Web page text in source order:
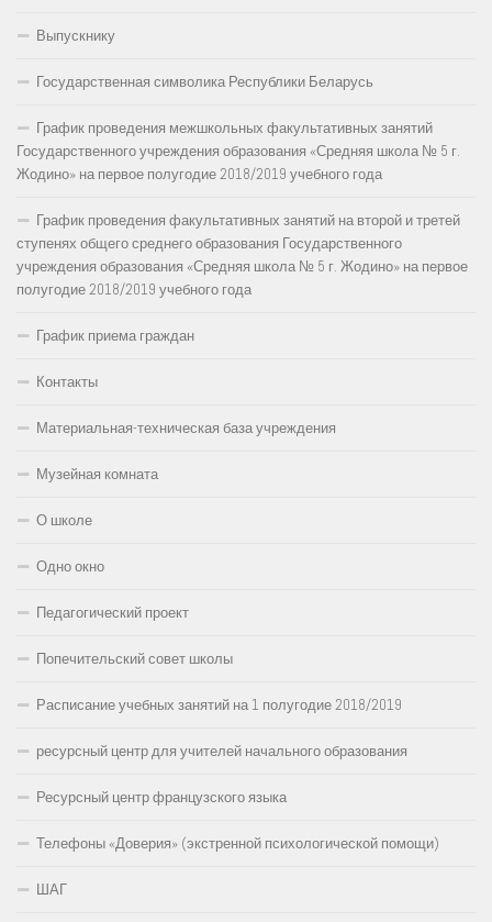
Выпускнику
Государственная символика Республики Беларусь
График проведения межшкольных факультативных занятий
Государственного учреждения образования «Средняя школа № 5 г.
Жодино» на первое полугодие 2018/2019 учебного года
График проведения факультативных занятий на второй и третей
ступенях общего среднего образования Государственного
учреждения образования «Средняя школа № 5 г. Жодино» на первое
полугодие 2018/2019 учебного года
График приема граждан
Контакты
Материальная-техническая база учреждения
Музейная комната
О школе
Одно окно
Педагогический проект
Попечительский совет школы
Расписание учебных занятий на 1 полугодие 2018/2019
ресурсный центр для учителей начального образования
Ресурсный центр французского языка
Телефоны «Доверия» (экстренной психологической помощи)
ШАГ